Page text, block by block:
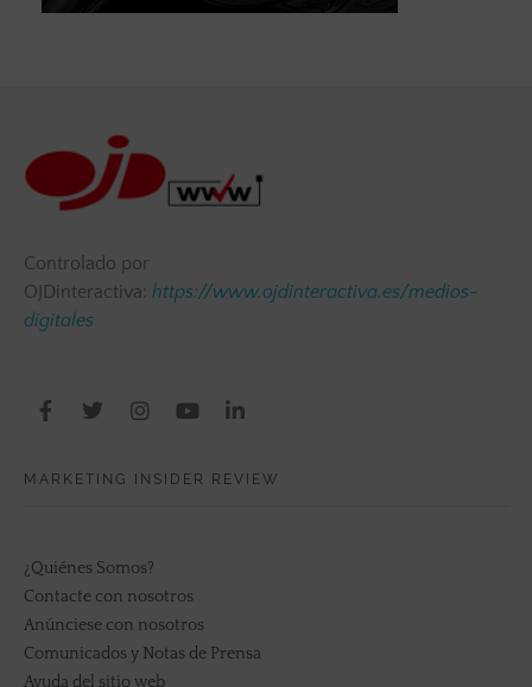
Controlado por
OJDinteractiva: https://www.ojdinteractiva.es/medios-
digitales
MARKETING INSIDER REVIEW
¿Quiénes Somos?
Contacte con nosotros
Anúnciese con nosotros
Comunicados y Notas de Prensa
Ayuda del sitio web